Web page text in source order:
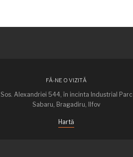
FĂ-NE O VIZITĂ
Sos. Alexandriei 544, în incinta Industrial Parc
Sabaru, Bragadiru, Ilfov
Hartă